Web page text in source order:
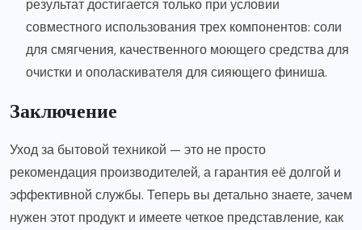
результат достигается только при условии
совместного использования трех компонентов: соли
для смягчения, качественного моющего средства для
очистки и ополаскивателя для сияющего финиша.
Заключение
Уход за бытовой техникой — это не просто
рекомендация производителей, а гарантия её долгой и
эффективной службы. Теперь вы детально знаете, зачем
нужен этот продукт и имеете четкое представление, как